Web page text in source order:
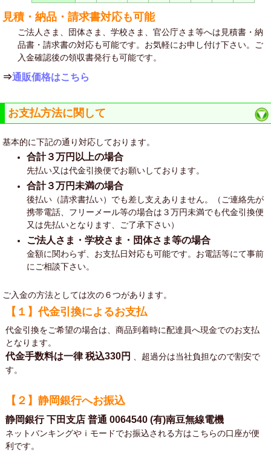
見積・納品・請求書対応も可能
ご法人さま、団体さま、学校さま、官公庁さま等へは見積書・納
品書・請求書の対応も可能です。お気軽にお申し付け下さい。ご
入金確認後の領収書発行も可能です。
⇒通販価格はこちら
お支払方法に関して
基本的に下記の通り対応しております。
合計３万円以上の場合
先払い又は代金引換便でお願いしております。
合計３万円未満の場合
後払い（請求書払い）でも差し支えありません。（ご連絡先が
携帯電話、フリーメール等の場合は３万円未満でも代金引換便
又は先払いとなります、ご了承下さい）
ご法人さま・学校さま・団体さま等の場合
金額に関わらず、お支払日対応も可能です。お電話等にて事前
にご相談下さい。
ご入金の方法としては次の６つがあります。
【１】代金引換によるお支払
代金引換をご希望の場合は、商品到着時に配達員へ現金でのお支払
となります。
代金手数料は一律税込330円
、超過分は当社負担なので割安で
す。
【２】静岡銀行へお振込
静岡銀行 下田支店 普通 0064540 (有)南豆無線電機
ネットバンキングやｉモードでお振込される方はこちらの口座が便
利です。